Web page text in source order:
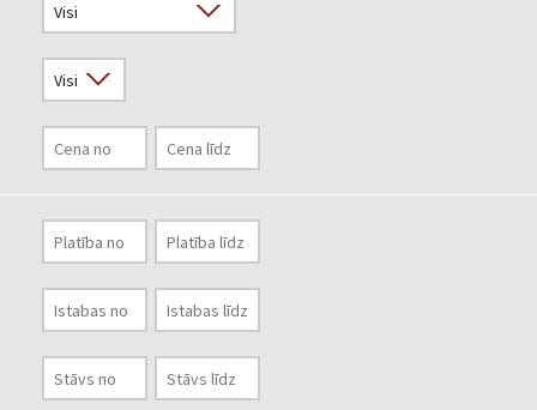
Uzņēmums
Pakalpojumi
Kontakti